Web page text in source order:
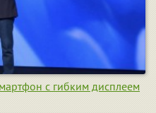
с гибким дисплеем